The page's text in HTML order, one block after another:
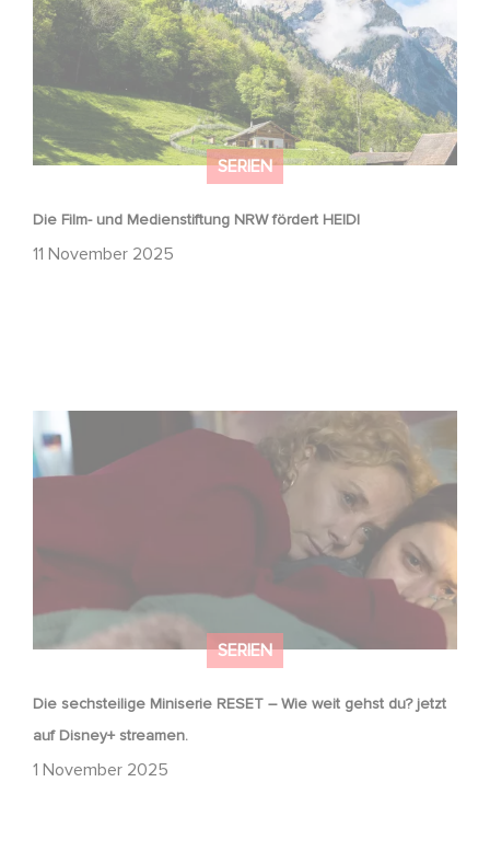
SERIEN
Die Film- und Medienstiftung NRW fördert HEIDI
11 November 2025
SERIEN
Die sechsteilige Miniserie RESET – Wie weit gehst du? jetzt
auf Disney+ streamen.
1 November 2025
Die sechsteilige Miniserie RESET – Wie weit gehst du?
jetzt auf Disney+ streamen.